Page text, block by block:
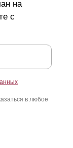
на
с
в любое